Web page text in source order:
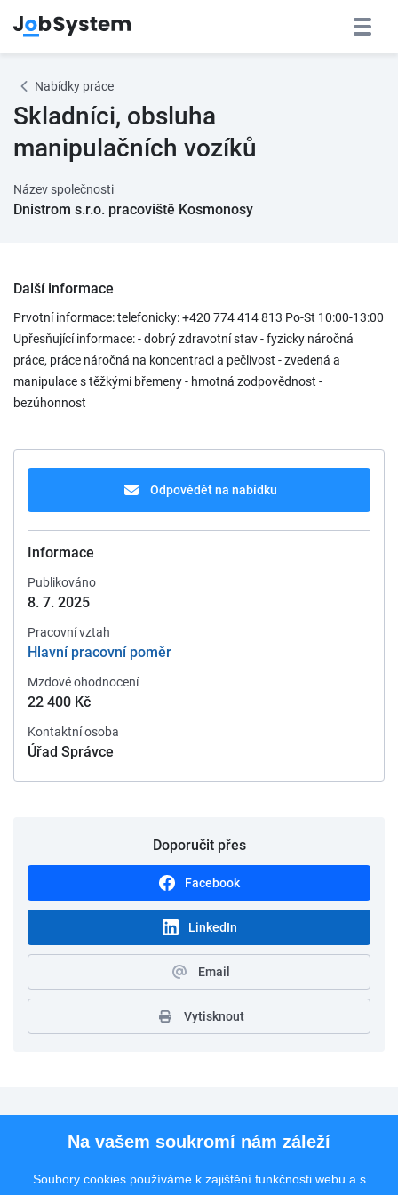
Nabídky práce
Skladníci, obsluha
manipulačních vozíků
Název společnosti
Dnistrom s.r.o. pracoviště Kosmonosy
Další informace
Prvotní informace: telefonicky: +420 774 414 813 Po-St 10:00-13:00
Upřesňující informace: - dobrý zdravotní stav - fyzicky náročná
práce, práce náročná na koncentraci a pečlivost - zvedená a
manipulace s těžkými břemeny - hmotná zodpovědnost -
bezúhonnost
Odpovědět na nabídku
Informace
Publikováno
8. 7. 2025
Pracovní vztah
Hlavní pracovní poměr
Mzdové ohodnocení
22 400 Kč
Kontaktní osoba
Úřad Správce
Doporučit přes
Facebook
LinkedIn
Email
Vytisknout
Pro uchazečeNa vašem soukromí nám záleží
Soubory cookies používáme k zajištění funkčnosti webu a s